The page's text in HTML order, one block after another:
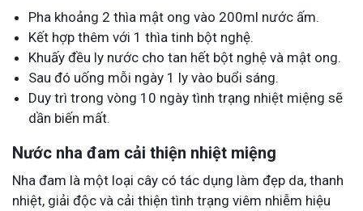
Pha khoảng 2 thìa mật ong vào 200ml nước ấm.
Kết hợp thêm với 1 thìa tinh bột nghệ.
Khuấy đều ly nước cho tan hết bột nghệ và mật ong.
Sau đó uống mỗi ngày 1 ly vào buổi sáng.
Duy trì trong vòng 10 ngày tình trạng nhiệt miệng sẽ
dần biến mất.
Nước nha đam cải thiện nhiệt miệng
Nha đam là một loại cây có tác dụng làm đẹp da, thanh
nhiệt, giải độc và cải thiện tình trạng viêm nhiễm hiệu